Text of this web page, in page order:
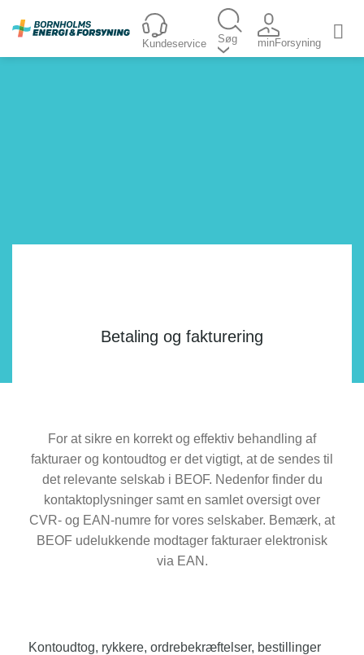
Kundeservice Søg minForsyning
Betaling og fakturering
For at sikre en korrekt og effektiv behandling af
fakturaer og kontoudtog er det vigtigt, at de sendes til
det relevante selskab i BEOF. Nedenfor finder du
kontaktoplysninger samt en samlet oversigt over
CVR- og EAN-numre for vores selskaber. Bemærk, at
BEOF udelukkende modtager fakturaer elektronisk
via EAN.
Kontoudtog, rykkere, ordrebekræftelser, bestillinger